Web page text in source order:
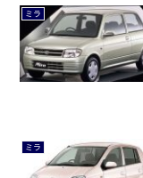
ミラ
ミラ